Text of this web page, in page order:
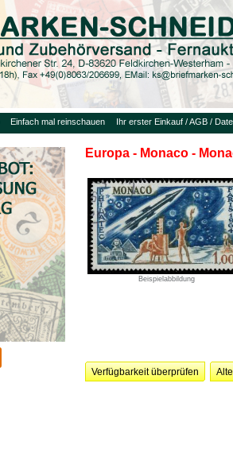
Einfach mal reinschauen Ihr erster Einkauf / AGB /
Europa - Monaco -
Beispielabbildung
Verfügbarkeit überprüfen